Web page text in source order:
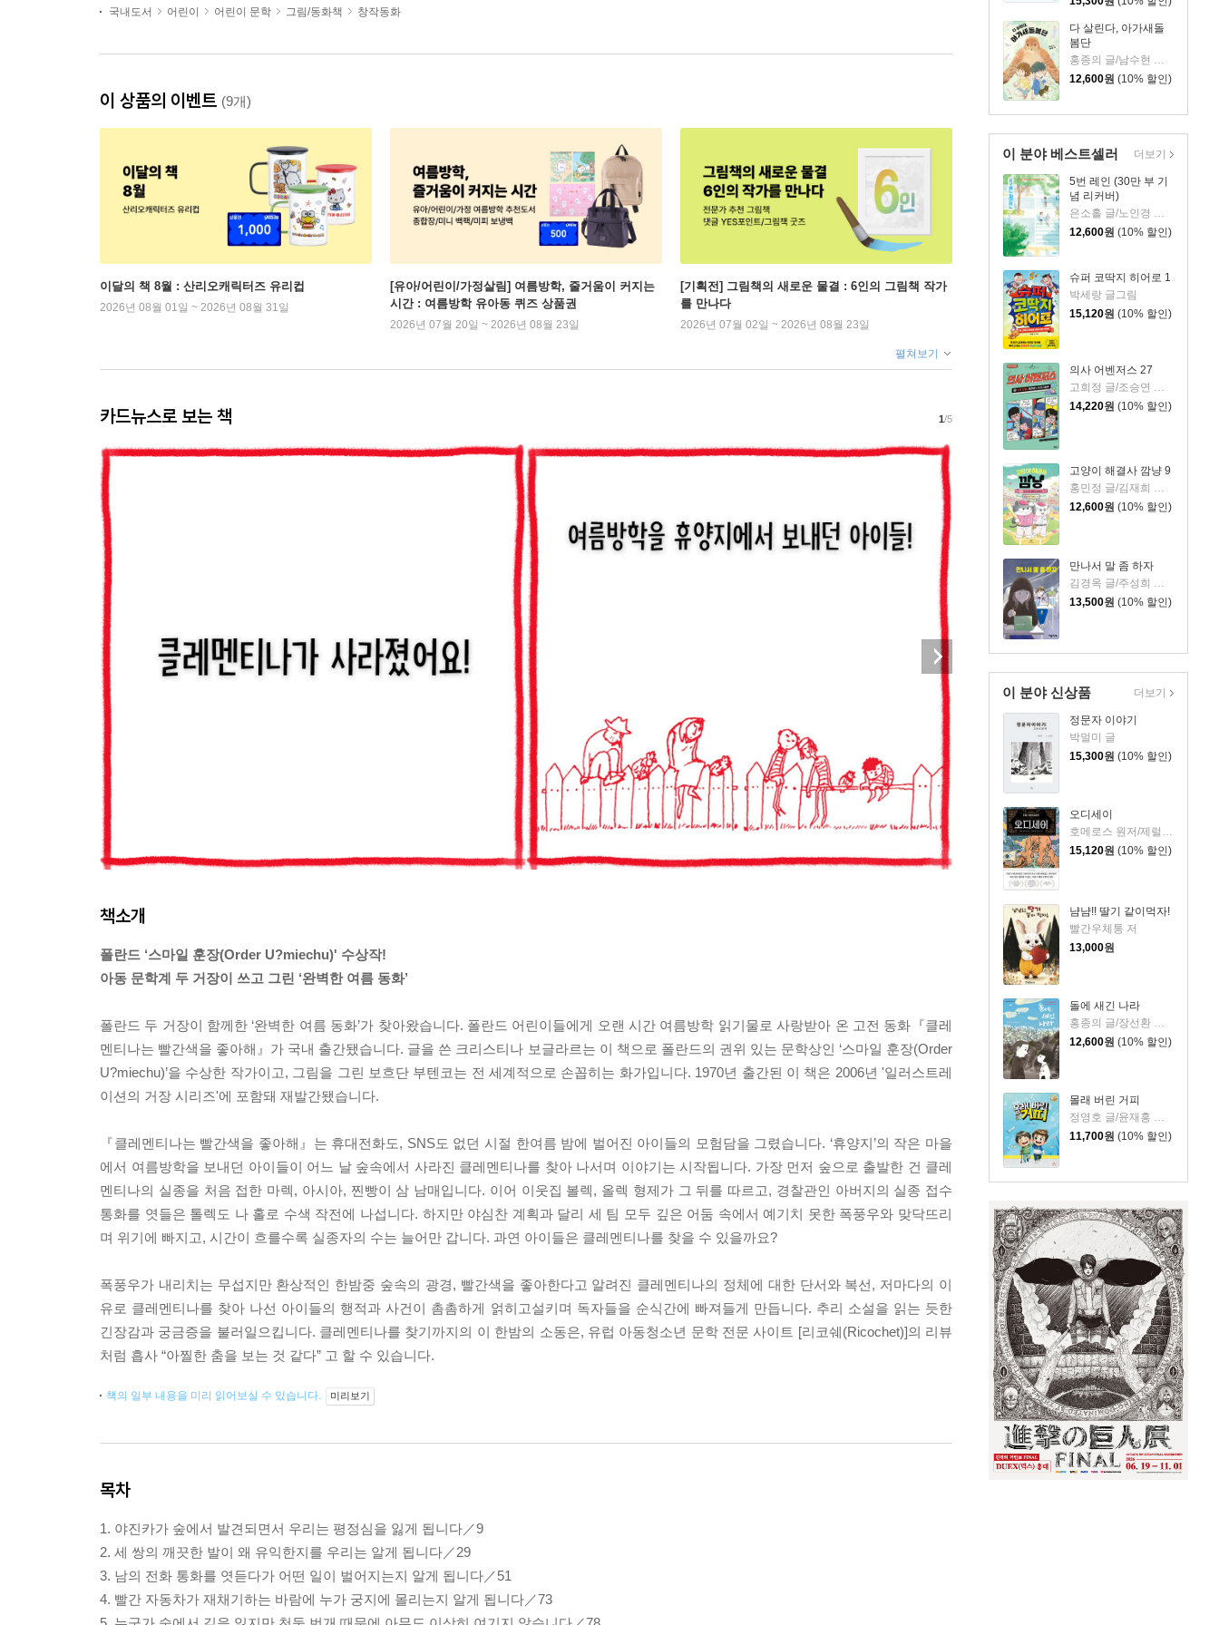
다 살린다, 아가새돌
봄단
홍종의 글/남수현 그림
12,600원 (10% 할인)
이 분야 베스트셀러
5번 레인 (30만 부 기
념 리커버)
은소홀 글/노인경 그림
12,600원 (10% 할인)
슈퍼 코딱지 히어로 1
박세랑 글그림
15,120원 (10% 할인)
의사 어벤저스 27
14,220원 (10% 할인)
고양이 해결사 깜냥 9
홍민정 글/김재희 그림
12,600원 (10% 할인)
만나서 말 좀 하자
김경옥 글/주성희 그림
13,500원 (10% 할인)
더보기
이 분야 신상품
정문자 이야기
박멀미 글
15,300원 (10% 할인)
오디세이
호메로스 원저/제럴딘 매코크런 글/김재용 역/장시은 감수
15,120원 (10% 할인)
냠냠!! 딸기 같이먹자!
빨간우체통 저
13,000원
돌에 새긴 나라
홍종의 글/장선환 그림
12,600원 (10% 할인)
몰래 버린 거피
정영호 글/윤재홍 그림
11,700원 (10% 할인)
더보기
국내도서
어린이 어린이 문학 그림/동화책 창작동화
이 상품의 이벤트 (9개)
이달의 책 8월 : 산리오캐릭터즈 유리컵
2026년 08월 01일 ~ 2026년 08월 31일
[유아/어린이/가정살림] 여름방학, 줄거움이 커지는
시간 : 여름방학 유아동 퀴즈 상품권
2026년 07월 20일 ~ 2026년 08월 23일
[기획전] 그림책의 새로운 물결 : 6인의 그림책 작가
를 만나다
2026년 07월 02일 ~ 2026년 08월 23일
펼쳐보기
카드뉴스로 보는 책 1/5
책소개
폴란드 ‘스마일 훈장(Order U?miechu)' 수상작!
아동 문학계 두 거장이 쓰고 그린 ‘완벽한 여름 동화’
폴란드 두 거장이 함께한 ‘완벽한 여름 동화’가 찾아왔습니다. 폴란드 어린이들에게 오랜 시간 여름방학 읽기물로 사랑받아 온 고전 동화『클레
멘티나는 빨간색을 좋아해』가 국내 출간됐습니다. 글을 쓴 크리스티나 보글라르는 이 책으로 폴란드의 권위 있는 문학상인 ‘스마일 훈장(Order
U?miechu)’을 수상한 작가이고, 그림을 그린 보흐단 부텐코는 전 세계적으로 손꼽히는 화가입니다. 1970년 출간된 이 책은 2006년 '일러스트레
이션의 거장 시리즈'에 포함돼 재발간됐습니다.
『클레멘티나는 빨간색을 좋아해』는 휴대전화도, SNS도 없던 시절 한여름 밤에 벌어진 아이들의 모험담을 그렸습니다. ‘휴양지’의 작은 마을
에서 여름방학을 보내던 아이들이 어느 날 숲속에서 사라진 클레멘티나를 찾아 나서며 이야기는 시작됩니다. 가장 먼저 숲으로 출발한 건 클레
멘티나의 실종을 처음 접한 마렉, 아시아, 찐빵이 삼 남매입니다. 이어 이웃집 볼렉, 올렉 형제가 그 뒤를 따르고, 경찰관인 아버지의 실종 접수
통화를 엿들은 톨렉도 나 홀로 수색 작전에 나섭니다. 하지만 야심찬 계획과 달리 세 팀 모두 깊은 어둠 속에서 예기치 못한 폭풍우와 맞닥뜨리
며 위기에 빠지고, 시간이 흐를수록 실종자의 수는 늘어만 갑니다. 과연 아이들은 클레멘티나를 찾을 수 있을까요?
폭풍우가 내리치는 무섭지만 환상적인 한밤중 숲속의 광경, 빨간색을 좋아한다고 알려진 클레멘티나의 정체에 대한 단서와 복선, 저마다의 이
유로 클레멘티나를 찾아 나선 아이들의 행적과 사건이 촘촘하게 얽히고설키며 독자들을 순식간에 빠져들게 만듭니다. 추리 소설을 읽는 듯한
긴장감과 궁금증을 불러일으킵니다. 클레멘티나를 찾기까지의 이 한밤의 소동은, 유럽 아동청소년 문학 전문 사이트 [리코쉐(Ricochet)]의 리뷰
처럼 흡사 “아찔한 춤을 보는 것 같다” 고 할 수 있습니다.
책의 일부 내용을 미리 읽어보실 수 있습니다. 미리보기
목차
1. 야진카가 숲에서 발견되면서 우리는 평정심을 잃게 됩니다／9
2. 세 쌍의 깨끗한 발이 왜 유익한지를 우리는 알게 됩니다／29
3. 남의 전화 통화를 엿듣다가 어떤 일이 벌어지는지 알게 됩니다／51
4. 빨간 자동차가 재채기하는 바람에 누가 궁지에 몰리는지 알게 됩니다／73